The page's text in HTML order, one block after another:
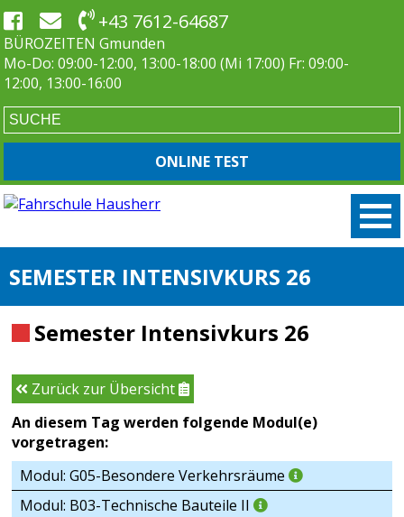
+43 7612-64687
BÜROZEITEN Gmunden
Mo-Do: 09:00-12:00, 13:00-18:00 (Mi 17:00) Fr: 09:00-
12:00, 13:00-16:00
ONLINE TEST
SEMESTER INTENSIVKURS 26
Semester Intensivkurs 26
Zurück zur Übersicht
An diesem Tag werden folgende Modul(e)
vorgetragen:
Modul: G05-Besondere Verkehrsräume
Modul: B03-Technische Bauteile II